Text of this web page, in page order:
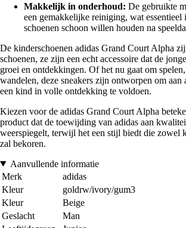
Makkelijk in onderhoud: De gebruikte
een gemakkelijke reiniging, wat essentieel
schoenen schoon willen houden na
De kinderschoenen adidas Grand Court Alpha
schoenen, ze zijn een echt accessoire dat de
groei en ontdekkingen. Of het nu gaat om
wandelen, deze sneakers zijn ontworpen om aan
een kind in volle ontdekking te voldoen.
Kiezen voor de adidas Grand Court Alpha
product dat de toewijding van adidas aan
weerspiegelt, terwijl het een stijl biedt die zowel
zal bekoren.
Aanvullende informatie
Merk
adidas
Kleur
goldrw/ivory/gum3
Kleur
Beige
Geslacht
Man